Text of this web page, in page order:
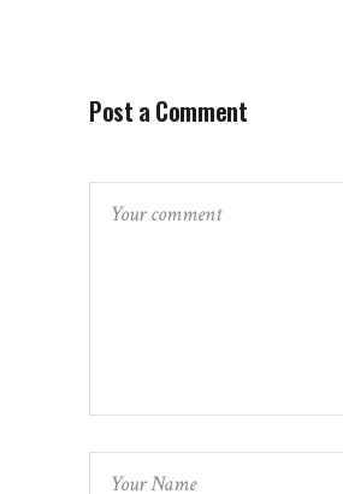
Post a Comment